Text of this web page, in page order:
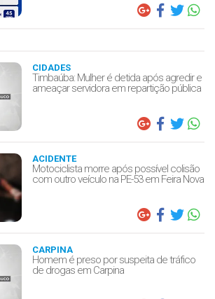
CIDADES
Timbaúba: Mulher é detida após agredir e
ameaçar servidora em repartição pública
ACIDENTE
Motociclista morre após possível colisão
com outro veículo na PE-53 em Feira Nova
CARPINA
Homem é preso por suspeita de tráfico
de drogas em Carpina